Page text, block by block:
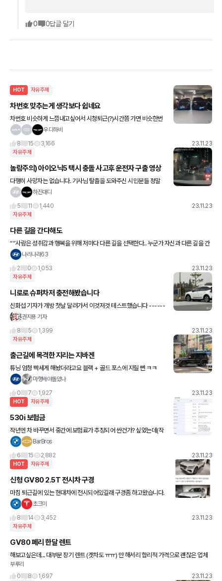
0 0답글 달기
HOT 자유주제
차번호 맞추는게 생각보다 쉽네요
차번호 비슷하게 느낌내고싶어서 시청퇴근(?)시간쯤 가면 비슷한번
호들로 나온다해서 그때 가봣는데 비슷한 번호로 나오네요 ㅎㅎ
우디하비
8
15 3,166 23.11.23
자유주제
놀람주의) 아이오닉5 택시 충돌 사고후 운전자 구출 영상
다행히 사망자는 없습니다. 기사님 탈출을 도와주신 시민분들 정말
멋지네요!하진대디
5
11 1,440 23.11.23
자유주제
다른 길을 간다해도
“”사람은 성취감과 행복을 위해 저마다 다른 길을 선택한다.. 누군가 자신과 다른 길을 간
다고 해서 그가 길을 잃은 것은 아니다.. “” 좋은아침요 ~~
나리나라63
2
0 1,053 23.11.23
자유주제
니로로 슈퍼차저 충전해봤습니다
신화섭 기자가 개방 첫날 달려가서 이것저것 테스트했습니다 ------
---------------------- 테슬라 슈퍼차저로 니로·아이오닉6 충전
권지용 기자
8
5 1,399 23.11.23
자유주제
출근길에 목격한 지리는 지바겐
튜닝 엄청 빡세게 해놨더라고요 블랙 + 골드 포스에 지릴 뻔 ㅋㅋ
마행배야돌았나
0
7 1,927 23.11.23
HOT 자유주제
530i 보험금
작년엔 차 바꾸면서 중간에 보험료가 추징되어 싼건가? 싶었는데(작
년도 50만원 대) 올해도 비슷하게 나왔습니다? ㅡㅡ? 사고 많이 나
BarBros
6
15 2,882 23.11.23
HOT 자유주제
신형 GV80 2.5T 전시차 구경
마침 퇴근길에 있는 현대차에 전시되어있길래 구경좀 하고왔습니다.
ㅎ
초크미
8
14 3,452 23.11.23
자유주제
GV80 페리 한달 렌트
해보고싶은데... 대부분 장기 렌트 (겟차도 ㅠㅠ) 만 해서리 합리적 가격으로 괜찮은 업체
부루리
0
8 1,697 23.11.23